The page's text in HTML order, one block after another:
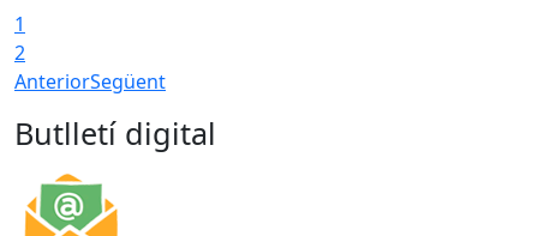
1
2
AnteriorSegüent
Butlletí digital